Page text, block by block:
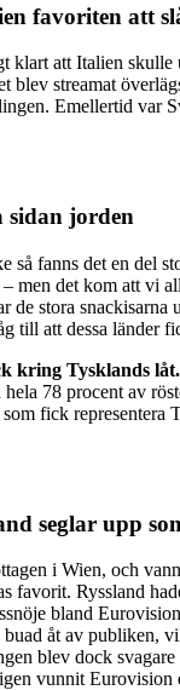
favoriten att
klart att Italien skulle
blev streamat
Emellertid var
sidan jorden
så fanns det en del
men det kom att vi
de stora snackisarna
till att dessa länder
kring Tysklands låt.
hela 78 procent av
fick representera
seglar upp
i Wien, och
favorit. Ryssland
bland
åt av publiken,
blev dock
vunnit Eurovision